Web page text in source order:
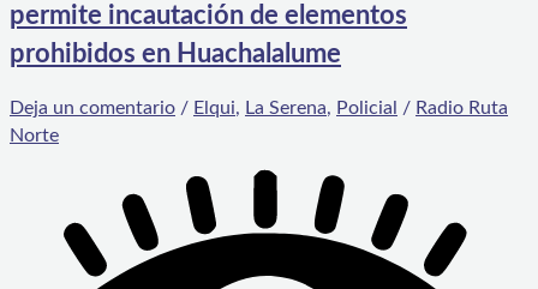
permite incautación de elementos
prohibidos en Huachalalume
Deja un comentario / Elqui, La Serena, Policial / Radio Ruta
Norte